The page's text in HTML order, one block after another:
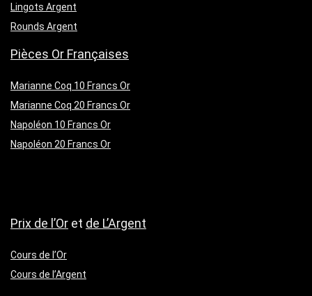
Lingots Argent
Rounds Argent
Pièces Or Françaises
Marianne Coq 10 Francs Or
Marianne Coq 20 Francs Or
Napoléon 10 Francs Or
Napoléon 20 Francs Or
Prix de l’Or et de L’Argent
Cours de l’Or
Cours de l’Argent